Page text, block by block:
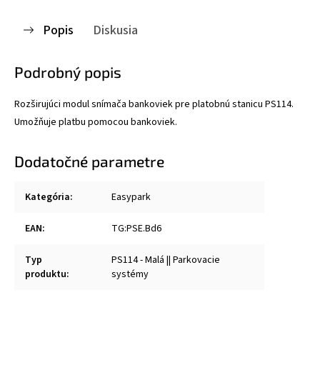
Popis Diskusia
Podrobný popis
Rozširujúci modul snímača bankoviek pre platobnú stanicu PS114.
Umožňuje platbu pomocou bankoviek.
Dodatočné parametre
Kategória: Easypark
EAN: TG:PSE.Bd6
Typ
produktu:
PS114 - Malá || Parkovacie
systémy